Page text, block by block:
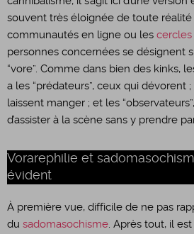
souvent très éloignée de toute réalité
communautés en ligne ou les
personnes concernées se désignent
“vore”. Comme dans bien des kinks,
a les “prédateurs”, ceux qui dévorent ;
laissent manger ; et les
d’assister à la scène sans y prendre
Vorarephilie et
évident
​À première vue, difficile de ne pas
du sadomasochisme . Après tout, il